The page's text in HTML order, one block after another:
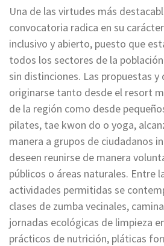
Una de las virtudes más
convocatoria radica en su
inclusivo y abierto, puesto que
todos los sectores de la
sin distinciones. Las propuestas y
originarse tanto desde el resort
de la región como desde
pilates, tae kwon do o yoga,
manera a grupos de ciudadanos
deseen reunirse de manera
públicos o áreas naturales. Entre
actividades permitidas se
clases de zumba vecinales,
jornadas ecológicas de limpieza
prácticos de nutrición, pláticas